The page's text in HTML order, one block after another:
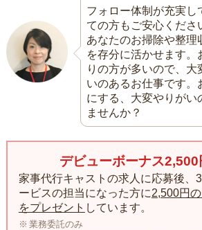
フォロー体制が充実し
ての方もご安心くださ
あなたのお掃除や整理
を存分に活かせます。
りの方が多いので、
いのあるお仕事です。
にする、大変やりがい
ませんか？
デビューボーナス2,500
家事代行キャストの求人に応募後、
ービスの担当になった方に2,500円
をプレゼント しています。
業務委託のみ